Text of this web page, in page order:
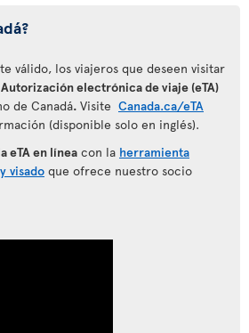
válido, los viajeros que deseen visitar
Autorización electrónica de viaje (eTA)
de Canadá. Visite Canada.ca/eTA
(disponible solo en inglés).
eTA en línea con la herramienta
visado que ofrece nuestro socio